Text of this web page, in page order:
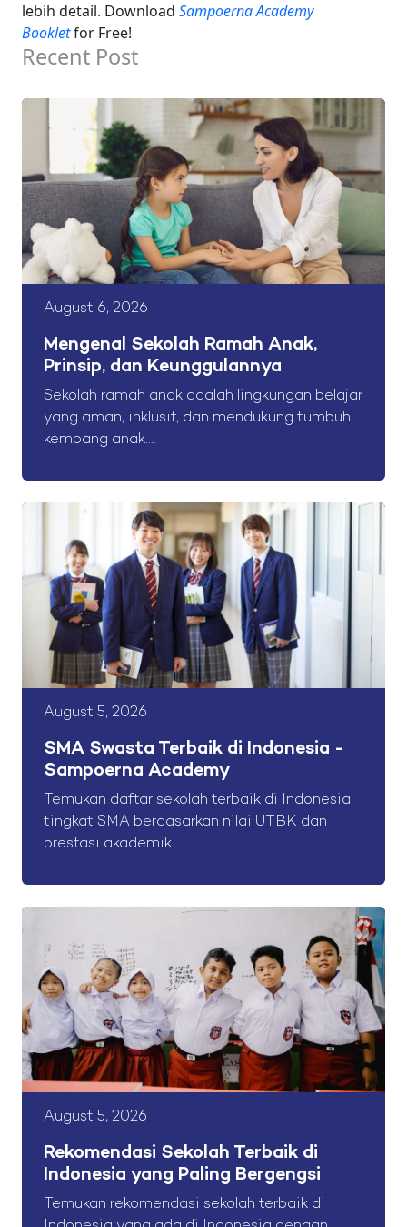
lebih detail. Download Sampoerna Academy
Bookletfor Free!
Recent Post
August 6, 2026
Mengenal Sekolah Ramah Anak,
Prinsip, dan Keunggulannya
Sekolah ramah anak adalah lingkungan belajar
yang aman, inklusif, dan mendukung tumbuh
kembang anak....
August 5, 2026
SMA Swasta Terbaik di Indonesia -
Sampoerna Academy
Temukan daftar sekolah terbaik di Indonesia
tingkat SMA berdasarkan nilai UTBK dan
prestasi akademik...
August 5, 2026
Rekomendasi Sekolah Terbaik di
Indonesia yang Paling Bergengsi
Temukan rekomendasi sekolah terbaik di